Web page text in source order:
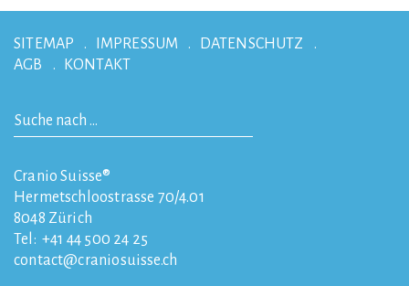
SITEMAP IMPRESSUM
DATENSCHUTZ
AGB
KONTAKT
Cranio Suisse®
Hermetschloostrasse 70/4.01
8048 Zürich
Tel: +41 44 500 24 25
contact
craniosuisse.ch